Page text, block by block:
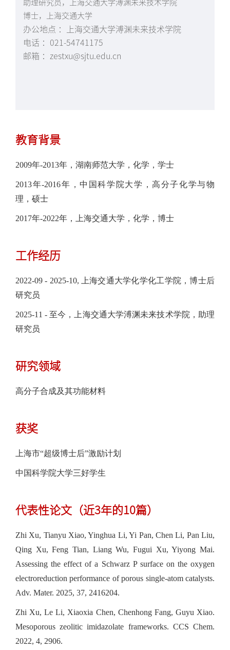
助理研究员，上海交通大学溥渊未来技术学院
博士，上海交通大学
办公地点 ：上海交通大学溥渊未来技术学院
电话 ：021-54741175
邮箱 ：zestxu@sjtu.edu.cn
教育背景
2009年-2013年，湖南师范大学，化学，学士
2013年-2016年，中国科学院大学，高分子化学与物
理，硕士
2017年-2022年，上海交通大学，化学，博士
工作经历
2022-09 - 2025-10, 上海交通大学化学化工学院，博士后
研究员
2025-11 - 至今，上海交通大学溥渊未来技术学院，助理
研究员
研究领域
高分子合成及其功能材料
获奖
上海市“超级博士后”激励计划
中国科学院大学三好学生
代表性论文（近3年的10篇）
Zhi Xu, Tianyu Xiao, Yinghua Li, Yi Pan, Chen Li, Pan Liu,
Qing Xu, Feng Tian, Liang Wu, Fugui Xu, Yiyong Mai.
Assessing the effect of a Schwarz P surface on the oxygen
electroreduction performance of porous single-atom catalysts.
Adv. Mater. 2025, 37, 2416204.
Zhi Xu, Le Li, Xiaoxia Chen, Chenhong Fang, Guyu Xiao.
Mesoporous zeolitic imidazolate frameworks. CCS Chem.
2022, 4, 2906.